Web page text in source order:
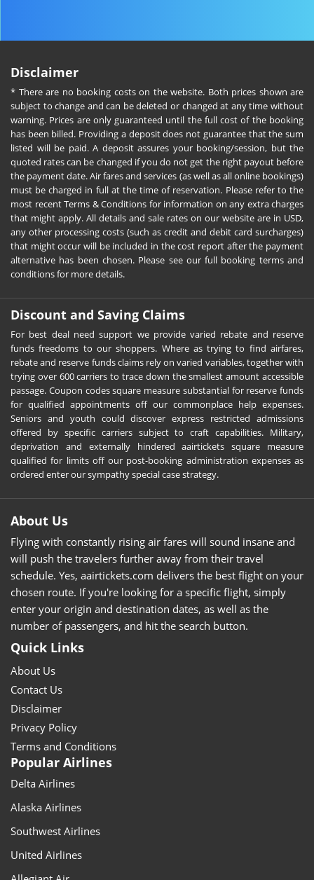
Disclaimer
* There are no booking costs on the website. Both prices shown are
subject to change and can be deleted or changed at any time without
warning. Prices are only guaranteed until the full cost of the booking
has been billed. Providing a deposit does not guarantee that the sum
listed will be paid. A deposit assures your booking/session, but the
quoted rates can be changed if you do not get the right payout before
the payment date. Air fares and services (as well as all online bookings)
must be charged in full at the time of reservation. Please refer to the
most recent Terms & Conditions for information on any extra charges
that might apply. All details and sale rates on our website are in USD,
any other processing costs (such as credit and debit card surcharges)
that might occur will be included in the cost report after the payment
alternative has been chosen. Please see our full booking terms and
conditions for more details.
Discount and Saving Claims
For best deal need support we provide varied rebate and reserve
funds freedoms to our shoppers. Where as trying to find airfares,
rebate and reserve funds claims rely on varied variables, together with
trying over 600 carriers to trace down the smallest amount accessible
passage. Coupon codes square measure substantial for reserve funds
for qualified appointments off our commonplace help expenses.
Seniors and youth could discover express restricted admissions
offered by specific carriers subject to craft capabilities. Military,
deprivation and externally hindered aairtickets square measure
qualified for limits off our post-booking administration expenses as
ordered enter our sympathy special case strategy.
About Us
Flying with constantly rising air fares will sound insane and
will push the travelers further away from their travel
schedule. Yes, aairtickets.com delivers the best flight on your
chosen route. If you're looking for a specific flight, simply
enter your origin and destination dates, as well as the
number of passengers, and hit the search button.
Quick Links
About Us
Contact Us
Disclaimer
Privacy Policy
Terms and Conditions
Popular Airlines
Delta Airlines
Alaska Airlines
Southwest Airlines
United Airlines